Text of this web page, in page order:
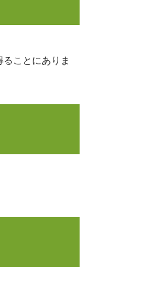
ことにありま